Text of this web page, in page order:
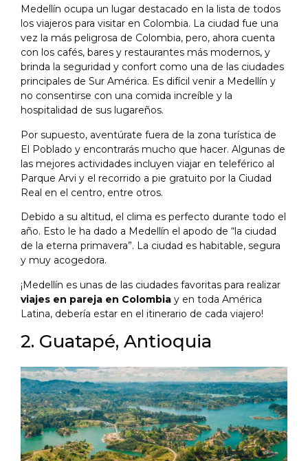
Medellín ocupa un lugar destacado en la lista de todos
los viajeros para visitar en Colombia. La ciudad fue una
vez la más peligrosa de Colombia, pero, ahora cuenta
con los cafés, bares y restaurantes más modernos, y
brinda la seguridad y confort como una de las ciudades
principales de Sur América. Es difícil venir a Medellín y
no consentirse con una comida increíble y la
hospitalidad de sus lugareños.
Por supuesto, aventúrate fuera de la zona turística de
El Poblado y encontrarás mucho que hacer. Algunas de
las mejores actividades incluyen viajar en teleférico al
Parque Arvi y el recorrido a pie gratuito por la Ciudad
Real en el centro, entre otros.
Debido a su altitud, el clima es perfecto durante todo el
año. Esto le ha dado a Medellín el apodo de “la ciudad
de la eterna primavera”. La ciudad es habitable, segura
y muy acogedora.
¡Medellín es unas de las ciudades favoritas para realizar
viajes en pareja en Colombia y en toda América
Latina, debería estar en el itinerario de cada viajero!
2. Guatapé, Antioquia